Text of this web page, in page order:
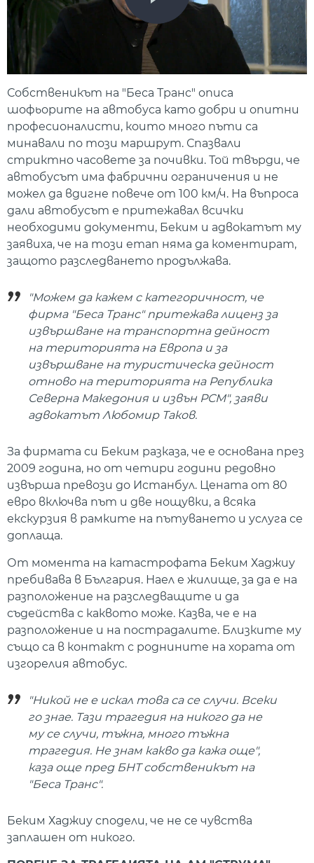
Собственикът на "Беса Транс" описа
шофьорите на автобуса като добри и опитни
професионалисти, които много пъти са
минавали по този маршрут. Спазвали
стриктно часовете за почивки. Той твърди, че
автобусът има фабрични ограничения и не
можел да вдигне повече от 100 км/ч. На въпроса
дали автобусът е притежавал всички
необходими документи, Беким и адвокатът му
заявиха, че на този етап няма да коментират,
защото разследването продължава.
"Можем да кажем с категоричност, че
фирма "Беса Транс" притежава лиценз за
извършване на транспортна дейност
на територията на Европа и за
извършване на туристическа дейност
отново на територията на Република
Северна Македония и извън РСМ", заяви
адвокатът Любомир Таков.
За фирмата си Беким разказа, че е основана през
2009 година, но от четири години редовно
извърша превози до Истанбул. Цената от 80
евро включва път и две нощувки, а всяка
екскурзия в рамките на пътуването и услуга се
доплаща.
От момента на катастрофата Беким Хаджиу
пребивава в България. Наел е жилище, за да е на
разположение на разследващите и да
съдейства с каквото може. Казва, че е на
разположение и на пострадалите. Близките му
също са в контакт с роднините на хората от
изгорелия автобус.
"Никой не е искал това са се случи. Всеки
го знае. Тази трагедия на никого да не
му се случи, тъжна, много тъжна
трагедия. Не знам какво да кажа още",
каза още пред БНТ собственикът на
"Беса Транс".
Беким Хаджиу сподели, че не се чувства
заплашен от никого.